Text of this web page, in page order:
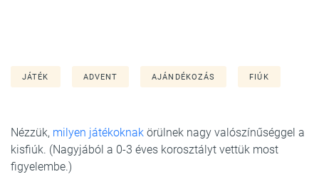
JÁTÉK ADVENT AJÁNDÉKOZÁS FIÚK
Nézzük, milyen játékoknak örülnek nagy valószínűséggel a
kisfiúk. (Nagyjából a 0-3 éves korosztályt vettük most
figyelembe.)